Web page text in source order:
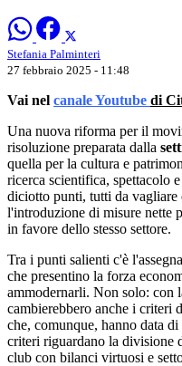
Stefania Palminteri
27 febbraio 2025 - 11:48
Vai nel canale Youtube di
Una nuova riforma per il
risoluzione preparata dalla
quella per la cultura e
ricerca scientifica, spettacolo
diciotto punti, tutti da vagliare
l'introduzione di misure nette
in favore dello stesso settore.
Tra i punti salienti c'è
che presentino la forza
ammodernarli. Non solo: con
cambierebbero anche i criteri
che, comunque, hanno data
criteri riguardano la divisione
club con bilanci virtuosi e